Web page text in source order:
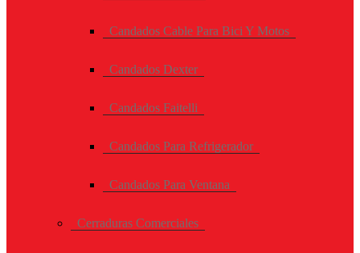
Candados Cable Para Bici Y Motos
Candados Dexter
Candados Faitelli
Candados Para Refrigerador
Candados Para Ventana
Cerraduras Comerciales